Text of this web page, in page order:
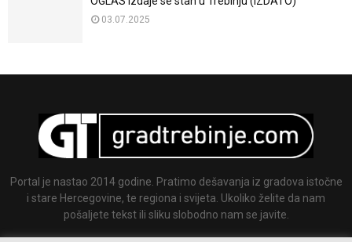
03.07.2025
Portal je nastao 2014 godine. Pratimo dešavanja iz gradova istočne
i stare Hercegovine, te regiona i svijeta. Ukoliko želite da nam
pošaljete tekst ili sliku slobodno nam se javite.